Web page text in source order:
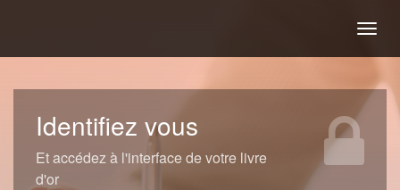
Identifiez vous
Et accédez à l'interface de votre livre
d'or